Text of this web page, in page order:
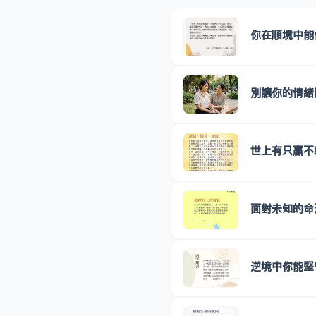
你在順境中
別讓你的情
世上有只贏
面對未知的
逆境中你能